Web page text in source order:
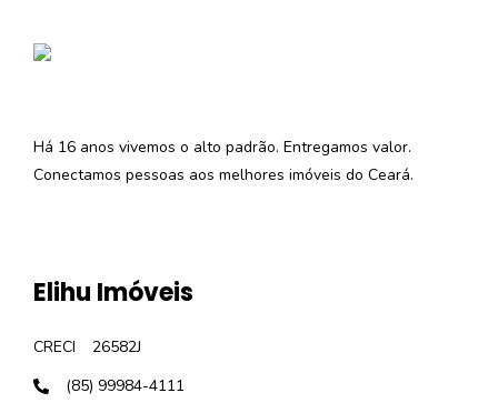
Há 16 anos vivemos o alto padrão. Entregamos valor.
Conectamos pessoas aos melhores imóveis do Ceará.
Elihu Imóveis
CRECI
26582J
(85) 99984-4111